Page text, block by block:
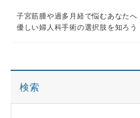
子宮筋腫や過多月経で悩むあなたへ
優しい婦人科手術の選択肢を知ろう
検索